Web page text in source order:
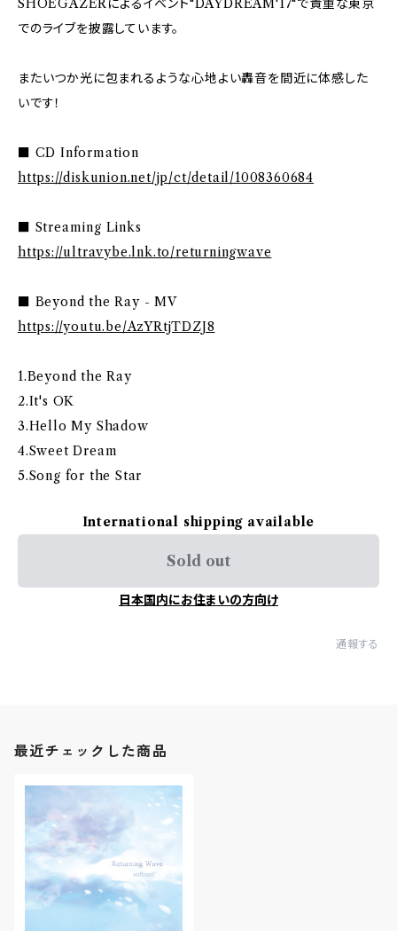
SHOEGAZERによるイベント"DAYDREAM'17"で貴重な東京
でのライブを披露しています。
またいつか光に包まれるような心地よい轟音を間近に体感した
いです！
■ CD Information
https://diskunion.net/jp/ct/detail/1008360684
■ Streaming Links
https://ultravybe.lnk.to/returningwave
■ Beyond the Ray - MV
https://youtu.be/AzYRtjTDZJ8
1.Beyond the Ray
2.It's OK
3.Hello My Shadow
4.Sweet Dream
5.Song for the Star
International shipping available
Sold out
日本国内にお住まいの方向け
通報する
最近チェックした商品